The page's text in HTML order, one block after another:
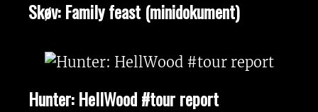
Skøv: Family feast (minidokument)
Hunter: HellWood #tour report